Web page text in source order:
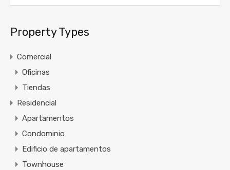
Property Types
Comercial
Oficinas
Tiendas
Residencial
Apartamentos
Condominio
Edificio de apartamentos
Townhouse